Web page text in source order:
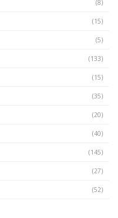
(8)
(15)
(5)
(133)
(15)
(35)
(20)
(40)
(145)
(27)
(52)